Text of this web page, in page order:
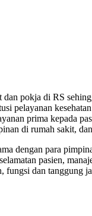
pokja di RS
pelayanan
prima
di rumah sakit,
dengan para
pasien,
fungsi dan